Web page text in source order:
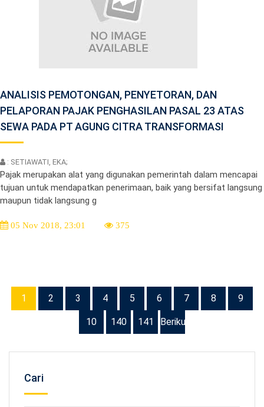
ANALISIS PEMOTONGAN, PENYETORAN, DAN
PELAPORAN PAJAK PENGHASILAN PASAL 23 ATAS
SEWA PADA PT AGUNG CITRA TRANSFORMASI
: SETIAWATI, EKA;
Pajak merupakan alat yang digunakan pemerintah dalam mencapai
tujuan untuk mendapatkan penerimaan, baik yang bersifat langsung
maupun tidak langsung g
05 Nov 2018, 23:01 375
1 2 3 4 5 6 7 8 9
10 140 141 Berikutnya
Cari